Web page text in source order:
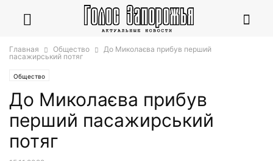
Главная Общество
До Миколаєва прибув перший
пасажирський потяг
Общество
До Миколаєва прибув
перший пасажирський
потяг